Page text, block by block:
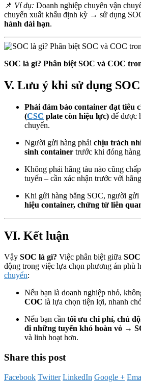
📌 Ví dụ: Doanh nghiệp chuyên vận
chuyến xuất khẩu định kỳ → sử dụng
hành dài hạn.
SOC là gì? Phân biệt SOC và COC
V. Lưu ý khi sử dụng SOC
Phải đảm bảo container đạt tiêu
(CSC plate còn hiệu lực) để được
chuyển.
Người gửi hàng phải chịu trách
sinh container trước khi đóng
Không phải hãng tàu nào cũng
tuyến – cần xác nhận trước với
Khi gửi hàng bằng SOC, người gửi
hiệu container, chứng từ liên
VI. Kết luận
Vậy SOC là gì? Việc phân biệt giữa
động trong việc lựa chọn phương án phù
chuyển:
Nếu bạn là doanh nghiệp nhỏ,
COC là lựa chọn tiện lợi, nhanh
Nếu bạn cần tối ưu chi phí, chủ
đi những tuyến khó hoàn vỏ →
và linh hoạt hơn.
Share this post
Facebook Twitter LinkedIn Google +